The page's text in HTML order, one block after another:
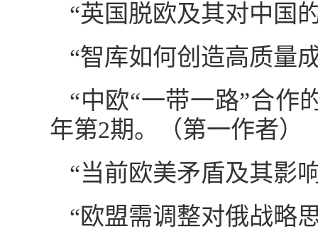
“英国脱欧及其对中国
“智库如何创造高质量
“中欧“一带一路”合作
年第2期。（第一作者）
“当前欧美矛盾及其影
“欧盟需调整对俄战略